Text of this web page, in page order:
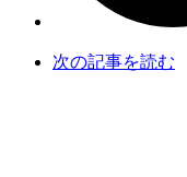
次の記事を読む